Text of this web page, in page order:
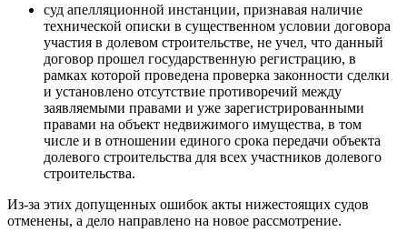
суд апелляционной инстанции, признавая наличие
технической описки в существенном условии договора
участия в долевом строительстве, не учел, что данный
договор прошел государственную регистрацию, в
рамках которой проведена проверка законности сделки
и установлено отсутствие противоречий между
заявляемыми правами и уже зарегистрированными
правами на объект недвижимого имущества, в том
числе и в отношении единого срока передачи объекта
долевого строительства для всех участников долевого
строительства.
Из-за этих допущенных ошибок акты нижестоящих судов
отменены, а дело направлено на новое рассмотрение.